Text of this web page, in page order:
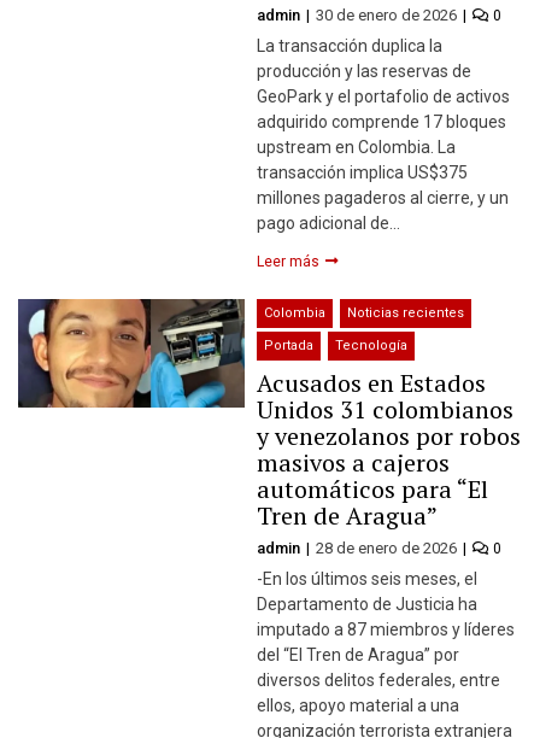
admin 30 de enero de 2026 0
La transacción duplica la
producción y las reservas de
GeoPark y el portafolio de activos
adquirido comprende 17 bloques
upstream en Colombia. La
transacción implica US$375
millones pagaderos al cierre, y un
pago adicional de…
Leer más
Colombia Noticias recientes
Portada Tecnología
Acusados en Estados
Unidos 31 colombianos
y venezolanos por robos
masivos a cajeros
automáticos para “El
Tren de Aragua”
admin 28 de enero de 2026 0
-En los últimos seis meses, el
Departamento de Justicia ha
imputado a 87 miembros y líderes
del “El Tren de Aragua” por
diversos delitos federales, entre
ellos, apoyo material a una
organización terrorista extranjera